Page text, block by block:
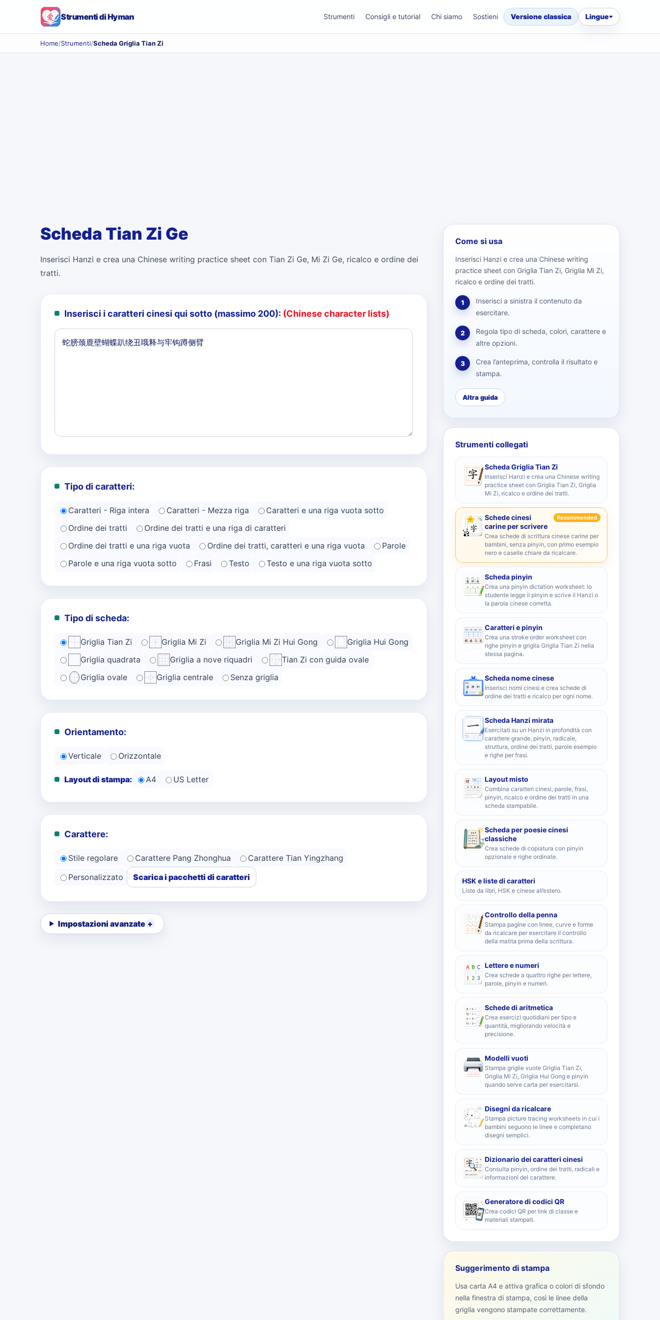
Strumenti di Hyman Strumenti Consigli e tutorial Chi siamo Sostieni Versione classica Lingue
Home/Strumenti/Scheda Griglia Tian Zi
Scheda Tian Zi Ge
Inserisci Hanzi e crea una Chinese writing practice sheet con Tian Zi Ge, Mi Zi Ge, ricalco e ordine dei
tratti.
Inserisci i caratteri cinesi qui sotto (massimo 200): (Chinese character lists)
Tipo di caratteri:
Caratteri - Riga intera Caratteri - Mezza riga
Caratteri e una riga vuota sotto
Ordine dei tratti
Ordine dei tratti e una riga di caratteri
Ordine dei tratti e una riga vuota
Ordine dei tratti, caratteri e una riga vuota
Parole
Parole e una riga vuota sotto
Frasi Testo Testo e una riga vuota sotto
Tipo di scheda:
Griglia Tian Zi Griglia Mi Zi Griglia Mi Zi Hui Gong
Griglia Hui Gong
Griglia quadrata
Griglia a nove riquadri
Tian Zi con guida ovale
Griglia ovale
Griglia centrale Senza griglia
Orientamento:
Verticale Orizzontale
Layout di stampa: A4 US Letter
Carattere:
Stile regolare Carattere Pang Zhonghua
Carattere Tian Yingzhang
Personalizzato
Scarica i pacchetti di caratteri
Impostazioni avanzate
Come si usa
Inserisci Hanzi e crea una Chinese writing
practice sheet con Griglia Tian Zi, Griglia Mi Zi,
ricalco e ordine dei tratti.
1
Inserisci a sinistra il contenuto da
esercitare.
2
Regola tipo di scheda, colori, carattere e
altre opzioni.
3
Crea l’anteprima, controlla il risultato e
stampa.
Altra guida
Strumenti collegati
Scheda Griglia Tian Zi
Inserisci Hanzi e crea una Chinese writing
practice sheet con Griglia Tian Zi, Griglia
Mi Zi, ricalco e ordine dei tratti.
Schede cinesi
carine per scrivere
Recommended
Crea schede di scrittura cinese carine per
bambini, senza pinyin, con primo esempio
nero e caselle chiare da ricalcare.
Scheda pinyin
Crea una pinyin dictation worksheet: lo
studente legge il pinyin e scrive il Hanzi o
la parola cinese corretta.
Caratteri e pinyin
Crea una stroke order worksheet con
righe pinyin e griglia Griglia Tian Zi nella
stessa pagina.
Scheda nome cinese
Inserisci nomi cinesi e crea schede di
ordine dei tratti e ricalco per ogni nome.
Scheda Hanzi mirata
Esercitati su un Hanzi in profondità con
carattere grande, pinyin, radicale,
struttura, ordine dei tratti, parole esempio
e righe per frasi.
Layout misto
Combina caratteri cinesi, parole, frasi,
pinyin, ricalco e ordine dei tratti in una
scheda stampabile.
Scheda per poesie cinesi
classiche
Crea schede di copiatura con pinyin
opzionale e righe ordinate.
HSK e liste di caratteri
Liste da libri, HSK e cinese all’estero.
Controllo della penna
Stampa pagine con linee, curve e forme
da ricalcare per esercitare il controllo
della matita prima della scrittura.
Lettere e numeri
Crea schede a quattro righe per lettere,
parole, pinyin e numeri.
Schede di aritmetica
Crea esercizi quotidiani per tipo e
quantità, migliorando velocità e
precisione.
Modelli vuoti
Stampa griglie vuote Griglia Tian Zi,
Griglia Mi Zi, Griglia Hui Gong e pinyin
quando serve carta per esercitarsi.
Disegni da ricalcare
Stampa picture tracing worksheets in cui i
bambini seguono le linee e completano
disegni semplici.
Dizionario dei caratteri cinesi
Consulta pinyin, ordine dei tratti, radicali e
informazioni del carattere.
Generatore di codici QR
Crea codici QR per link di classe e
materiali stampati.
Suggerimento di stampa
Usa carta A4 e attiva grafica o colori di sfondo
nella finestra di stampa, così le linee della
griglia vengono stampate correttamente.